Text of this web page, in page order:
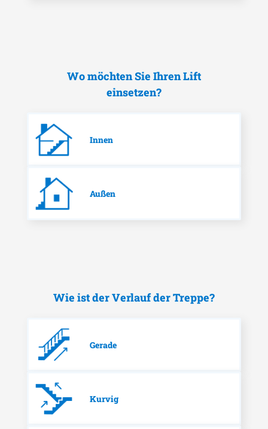
Wo möchten Sie Ihren Lift
einsetzen?
Innen
Außen
Wie ist der Verlauf der Treppe?
Gerade
Kurvig